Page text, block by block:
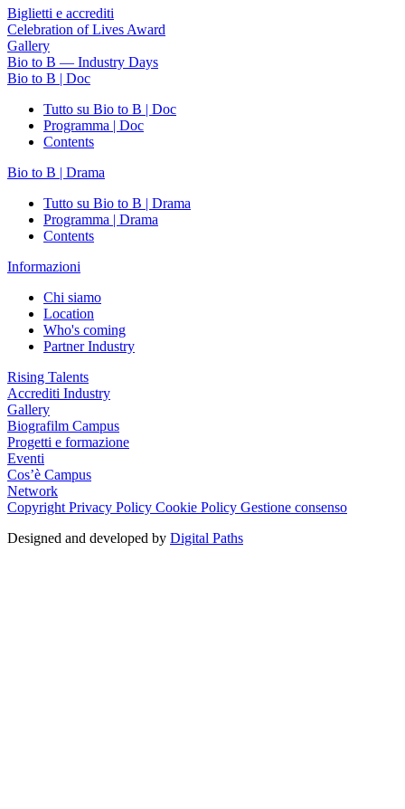
Biglietti e accrediti
Celebration of Lives Award
Gallery
Bio to B — Industry Days
Bio to B | Doc
Tutto su Bio to B | Doc
Programma | Doc
Contents
Bio to B | Drama
Tutto su Bio to B | Drama
Programma | Drama
Contents
Informazioni
Chi siamo
Location
Who's coming
Partner Industry
Rising Talents
Accrediti Industry
Gallery
Biografilm Campus
Progetti e formazione
Eventi
Cos’è Campus
Network
Copyright Privacy Policy Cookie Policy Gestione consenso
Designed and developed by Digital Paths